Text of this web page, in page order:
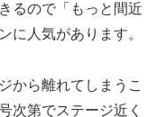
るので「もっと間近
に人気があります。
から離れてしまうこ
次第でステージ近く